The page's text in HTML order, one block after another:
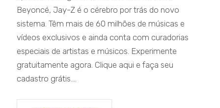
Beyoncé, Jay-Z é o cérebro por trás do novo
sistema. Têm mais de 60 milhões de músicas e
vídeos exclusivos e ainda conta com curadorias
especiais de artistas e músicos. Experimente
gratuitamente agora. Clique aqui e faça seu
cadastro grátis....